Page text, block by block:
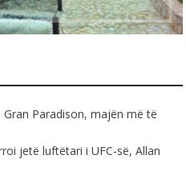
Gran Paradison, majën më të
jetë luftëtari i UFC-së, Allan